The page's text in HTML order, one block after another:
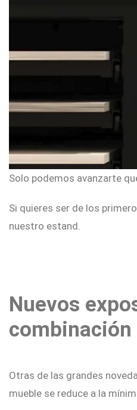
Solo podemos avanzarte
Si quieres ser de los
nuestro estand.
Nuevos
Otras de las grandes
mueble se reduce a la